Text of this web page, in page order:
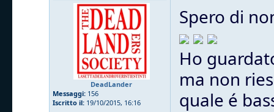
DeadLander
Messaggi: 156
Iscritto il: 19/10/2015, 16:16
Spero di
Ho
ma non
quale é